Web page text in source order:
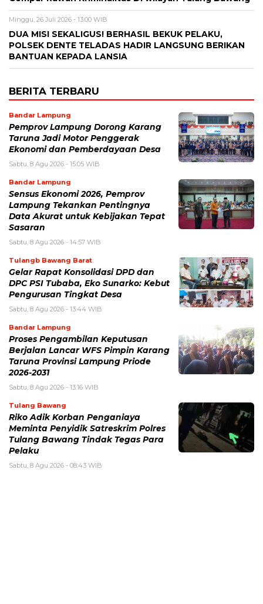
Minggu, 26 Juli 2026 - 13:00 WIB
DUA MISI SEKALIGUS! BERHASIL BEKUK PELAKU,
POLSEK DENTE TELADAS HADIR LANGSUNG BERIKAN
BANTUAN KEPADA LANSIA
BERITA TERBARU
Bandar Lampung
Pemprov Lampung Dorong Karang
Taruna Jadi Motor Penggerak
Ekonomi dan Pemberdayaan Desa
Sabtu, 8 Agu 2026 - 15:05 WIB
Bandar Lampung
Sensus Ekonomi 2026, Pemprov
Lampung Tekankan Pentingnya
Data Akurat untuk Kebijakan Tepat
Sasaran
Sabtu, 8 Agu 2026 - 14:57 WIB
Tulangb Bawang Barat
Gelar Rapat Konsolidasi DPD dan
DPC PSI Tubaba, Eko Sunarko: Kebut
Pengurusan Tingkat Desa
Sabtu, 8 Agu 2026 - 13:44 WIB
Bandar Lampung
Proses Pengambilan Keputusan
Berjalan Lancar WFS Pimpin Karang
Taruna Provinsi Lampung Priode
2026-2031
Sabtu, 8 Agu 2026 - 13:16 WIB
Tulang Bawang
Riko Adik Korban Penganiaya
Meminta Penyidik Satreskrim Polres
Tulang Bawang Tindak Tegas Para
Pelaku
Sabtu, 8 Agu 2026 - 08:43 WIB